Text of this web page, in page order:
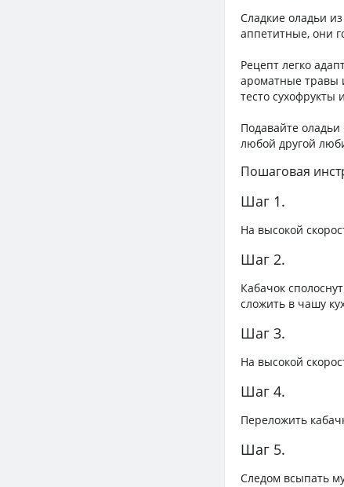
Сладкие оладьи
аппетитные, они
Рецепт легко
ароматные травы
тесто
Подавайте
любой другой
Пошаговая
Шаг 1.
На высокой
Шаг 2.
Кабачок
сложить в чашу
Шаг 3.
На высокой
Шаг 4.
Переложить
Шаг 5.
Следом всыпать